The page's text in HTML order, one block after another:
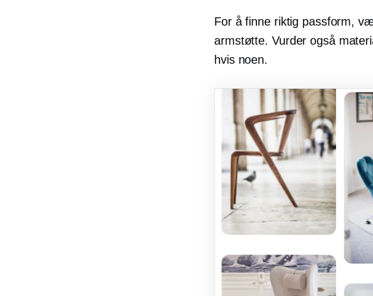
For å finne riktig passform,
armstøtte. Vurder også
hvis noen.